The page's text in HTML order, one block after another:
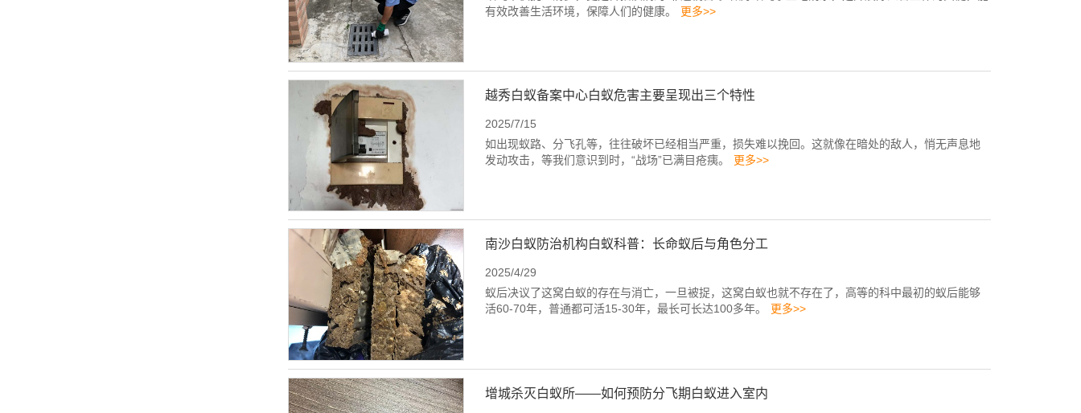
有效改善生活环境，保障人们的健康。
更多>>
越秀白蚁备案中心白蚁危害主要呈现出三个特性
2025/7/15
如出现蚁路、分飞孔等，往往破坏已经相当严重，损失难以挽回。这就像在暗处的敌人，悄无声息地
发动攻击，等我们意识到时，“战场”已满目疮痍。​
更多>>
南沙白蚁防治机构白蚁科普：长命蚁后与角色分工
2025/4/29
蚁后决议了这窝白蚁的存在与消亡，一旦被捉，这窝白蚁也就不存在了，高等的科中最初的蚁后能够
活60-70年，普通都可活15-30年，最长可长达100多年。
更多>>
增城杀灭白蚁所——如何预防分飞期白蚁进入室内